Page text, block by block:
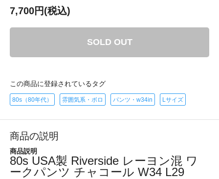
7,700円(税込)
SOLD OUT
この商品に登録されているタグ
80s（80年代） 雰囲気系・ボロ パンツ・w34in Lサイズ
商品の説明
商品説明
80s USA製 Riverside レーヨン混 ワ
ークパンツ チャコール W34 L29